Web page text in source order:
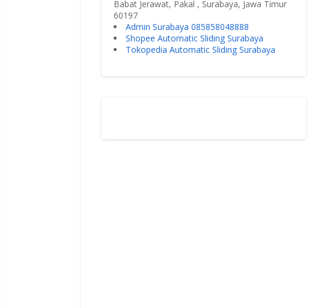
Babat Jerawat, Pakal , Surabaya, Jawa Timur
60197
Admin Surabaya 085858048888
Shopee Automatic Sliding Surabaya
Tokopedia Automatic Sliding Surabaya